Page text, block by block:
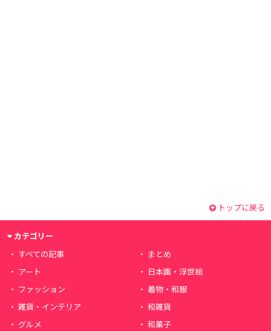
トップに戻る
カテゴリー
すべての記事
まとめ
アート
日本画・浮世絵
ファッション
着物・和服
雑貨・インテリア
和雑貨
グルメ
和菓子